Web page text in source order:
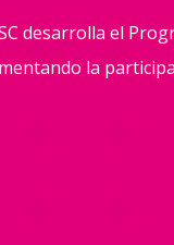
desarrolla el
la